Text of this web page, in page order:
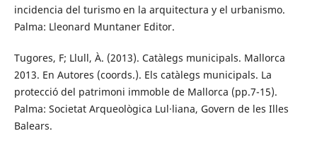
incidencia del turismo en la arquitectura y el urbanismo.
Palma: Lleonard Muntaner Editor.
Tugores, F; Llull, À. (2013). Catàlegs municipals. Mallorca
2013. En Autores (coords.). Els catàlegs municipals. La
protecció del patrimoni immoble de Mallorca (pp.7-15).
Palma: Societat Arqueològica Lul·liana, Govern de les Illes
Balears.